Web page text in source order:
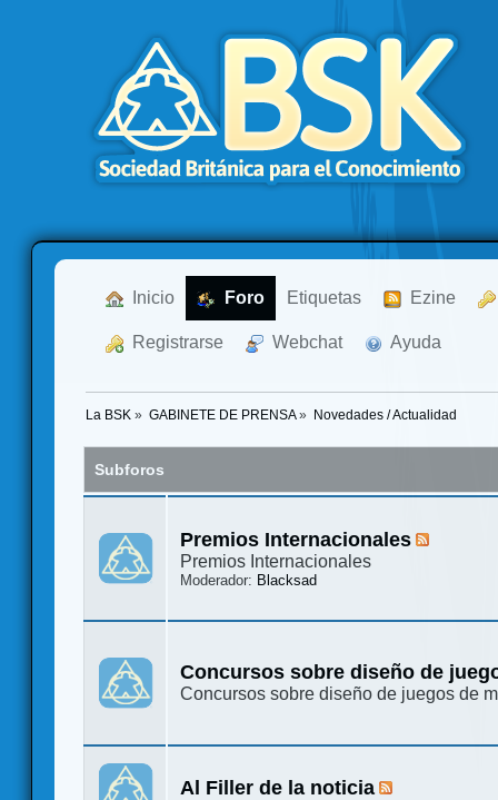
Inicio Foro Etiquetas Ezine
Registrarse Webchat Ayuda
La BSK » GABINETE DE PRENSA» Novedades / Actualidad
Subforos
Premios Internacionales
Premios Internacionales
Moderador: Blacksad
Concursos sobre diseño de
Concursos sobre diseño de juegos de
Al Filler de la noticia